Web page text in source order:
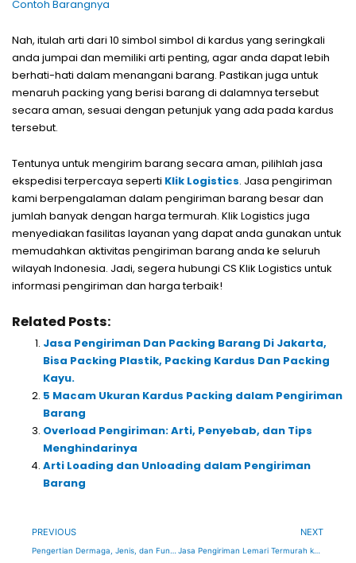
Contoh Barangnya
Nah, itulah arti dari 10 simbol simbol di kardus yang seringkali
anda jumpai dan memiliki arti penting, agar anda dapat lebih
berhati-hati dalam menangani barang. Pastikan juga untuk
menaruh packing yang berisi barang di dalamnya tersebut
secara aman, sesuai dengan petunjuk yang ada pada kardus
tersebut.
Tentunya untuk mengirim barang secara aman, pilihlah jasa
ekspedisi terpercaya seperti Klik Logistics. Jasa pengiriman
kami berpengalaman dalam pengiriman barang besar dan
jumlah banyak dengan harga termurah. Klik Logistics juga
menyediakan fasilitas layanan yang dapat anda gunakan untuk
memudahkan aktivitas pengiriman barang anda ke seluruh
wilayah Indonesia. Jadi, segera hubungi CS Klik Logistics untuk
informasi pengiriman dan harga terbaik!
Related Posts:
Jasa Pengiriman Dan Packing Barang Di Jakarta,
Bisa Packing Plastik, Packing Kardus Dan Packing
Kayu.
5 Macam Ukuran Kardus Packing dalam Pengiriman
Barang
Overload Pengiriman: Arti, Penyebab, dan Tips
Menghindarinya
Arti Loading dan Unloading dalam Pengiriman
Barang
Prev
PREVIOUS NEXT
Jasa Pengiriman Lemari Termurah ke Seluruh Indonesia